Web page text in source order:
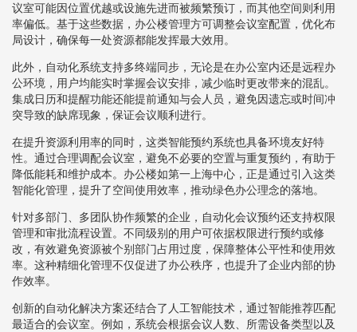
议室可能因位置优越或设施先进而被频繁预订，而其他空间则利用
率偏低。基于这些数据，办公楼管理方可调整会议室配置，优化布
局设计，确保每一处资源都能发挥最大效用。
此外，自动化系统支持多终端同步，无论是在办公室内还是远程办
公环境，用户均能实时掌握会议安排，减少临时更改带来的混乱。
集成日历和提醒功能还能提前通知与会人员，避免因遗忘或时间冲
突导致的缺席现象，保证会议顺利进行。
在提升资源利用率的同时，这类智能预约系统也具备环境友好特
性。通过合理调配会议室，避免不必要的空置与重复预约，有助于
降低能耗和维护成本。办公楼如第一上海中心，正是通过引入这类
智能化管理，提升了空间使用效率，推动绿色办公理念的落地。
针对多部门、多团队协作频繁的企业，自动化会议预约还支持权限
管理和审批流程设置。不同级别的用户可依据权限进行预约或修
改，有效避免资源被个别部门占用过度，保障整体公平性和使用效
率。这种精细化管理不仅促进了办公秩序，也提升了企业内部的协
作效率。
创新的自动化解决方案还结合了人工智能技术，通过智能推荐匹配
最适合的会议室。例如，系统会根据会议人数、所需设备类型以及